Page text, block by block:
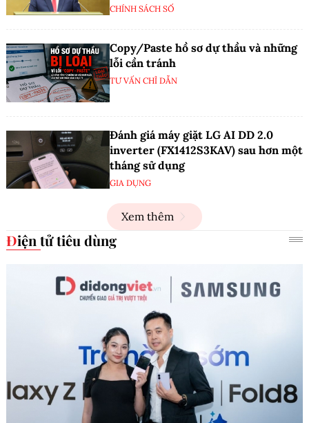
CHÍNH SÁCH SỐ
Copy/Paste hồ sơ dự thầu và những
lỗi cần tránh
TƯ VẤN CHỈ DẪN
Đánh giá máy giặt LG AI DD 2.0
inverter (FX1412S3KAV) sau hơn một
tháng sử dụng
GIA DỤNG
Xem thêm
Điện tử tiêu dùng